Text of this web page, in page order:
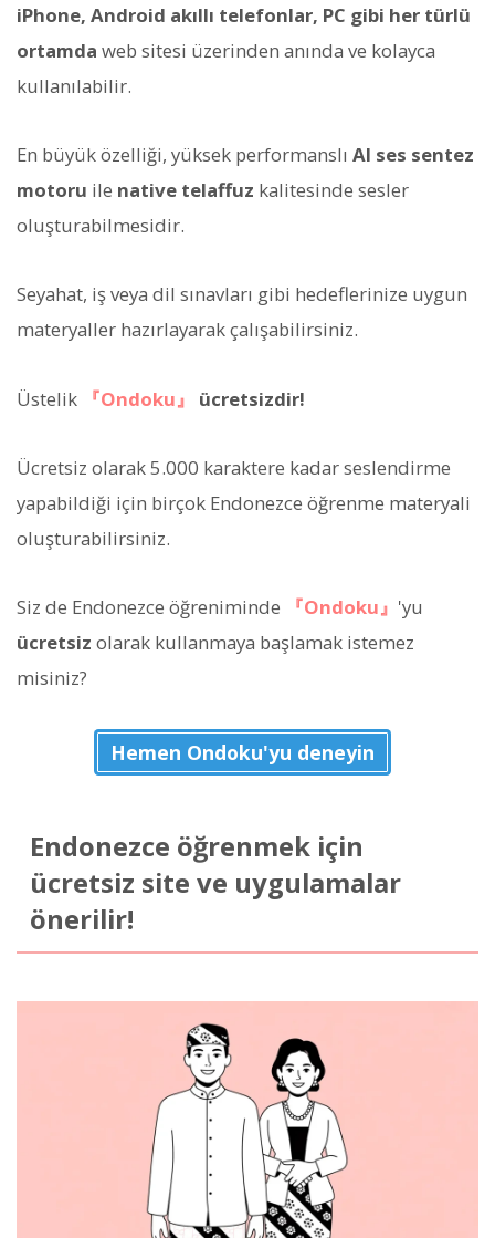
iPhone, Android akıllı telefonlar, PC gibi her türlü
ortamda web sitesi üzerinden anında ve kolayca
kullanılabilir.
En büyük özelliği, yüksek performanslı AI ses sentez
motoru ile native telaffuz kalitesinde sesler
oluşturabilmesidir.
Seyahat, iş veya dil sınavları gibi hedeflerinize uygun
materyaller hazırlayarak çalışabilirsiniz.
Üstelik 『Ondoku』 ücretsizdir!
Ücretsiz olarak 5.000 karaktere kadar seslendirme
yapabildiği için birçok Endonezce öğrenme materyali
oluşturabilirsiniz.
Siz de Endonezce öğreniminde 『Ondoku』 'yu
ücretsiz olarak kullanmaya başlamak istemez
misiniz?
Hemen Ondoku'yu deneyin
Endonezce öğrenmek için
ücretsiz site ve uygulamalar
önerilir!